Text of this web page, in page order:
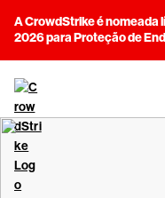
A CrowdStrike é nomeada
2026 para Proteção de